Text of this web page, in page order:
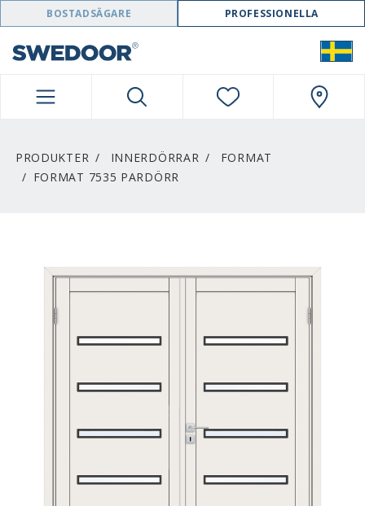
SWEDOOR NAVIGATION
BOSTADSÄGARE PROFESSIONELLA
PRODUKTER INNERDÖRRAR
FORMAT
FORMAT 7535 PARDÖRR